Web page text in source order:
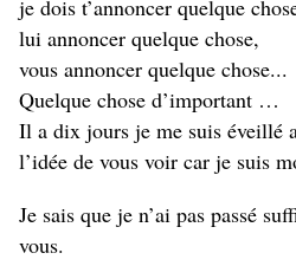
je dois t’annoncer quelque
lui annoncer quelque chose,
vous annoncer quelque chose...
Quelque chose d’important …
Il a dix jours je me suis éveillé
l’idée de vous voir car je suis
Je sais que je n’ai pas passé
vous.